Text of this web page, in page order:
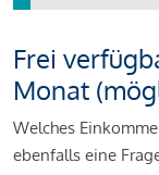
Frei
Monat
Welches
ebenfalls eine